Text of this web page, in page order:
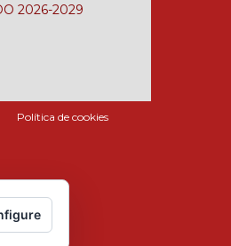
2026-2029
Política de cookies